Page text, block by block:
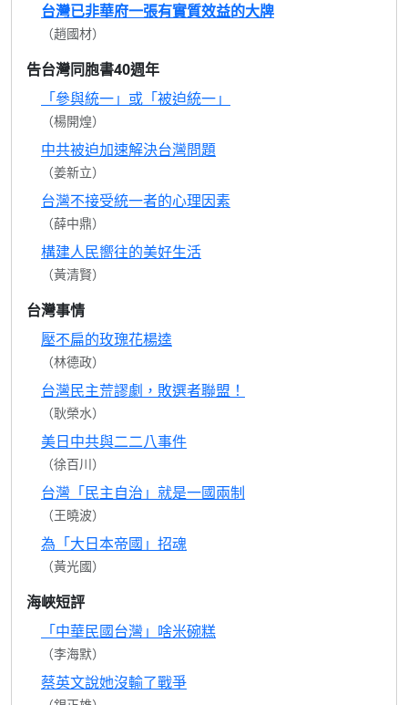
台灣已非華府一張有實質效益的大牌
（趙國材）
告台灣同胞書40週年
「參與統一」或「被迫統一」
（楊開煌）
中共被迫加速解決台灣問題
（姜新立）
台灣不接受統一者的心理因素
（薛中鼎）
構建人民嚮往的美好生活
（黃清賢）
台灣事情
壓不扁的玫瑰花楊逵
（林德政）
台灣民主荒謬劇，敗選者聯盟！
（耿榮水）
美日中共與二二八事件
（徐百川）
台灣「民主自治」就是一國兩制
（王曉波）
為「大日本帝國」招魂
（黃光國）
海峽短評
「中華民國台灣」啥米碗糕
（李海默）
蔡英文說她沒輸了戰爭